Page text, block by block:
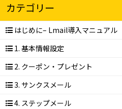
カテゴリー
はじめに– Lmail導入マニュアル
1. 基本情報設定
2. クーポン・プレゼント
3. サンクスメール
4. ステップメール